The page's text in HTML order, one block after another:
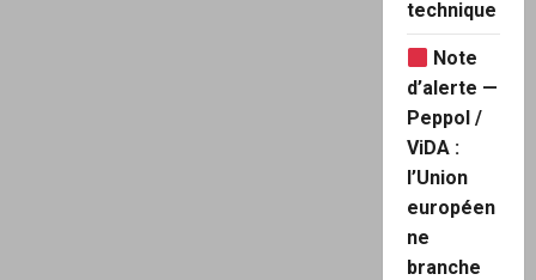
technique
Note
d’alerte —
Peppol /
ViDA :
l’Union
européen
ne
branche